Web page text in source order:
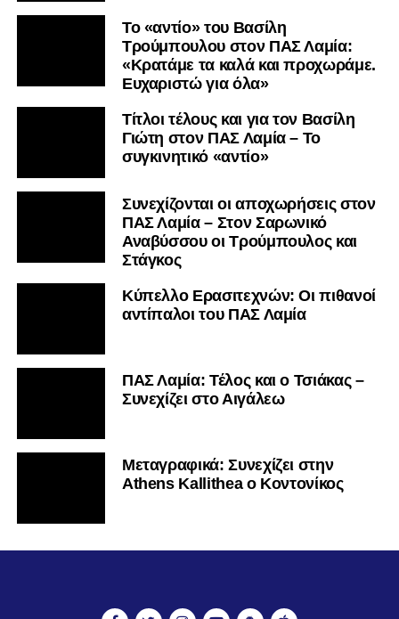
Το «αντίο» του Βασίλη
Τρούμπουλου στον ΠΑΣ Λαμία:
«Κρατάμε τα καλά και προχωράμε.
Ευχαριστώ για όλα»
Τίτλοι τέλους και για τον Βασίλη
Γιώτη στον ΠΑΣ Λαμία – Το
συγκινητικό «αντίο»
Συνεχίζονται οι αποχωρήσεις στον
ΠΑΣ Λαμία – Στον Σαρωνικό
Αναβύσσου οι Τρούμπουλος και
Στάγκος
Κύπελλο Ερασιτεχνών: Οι πιθανοί
αντίπαλοι του ΠΑΣ Λαμία
ΠΑΣ Λαμία: Τέλος και ο Τσιάκας –
Συνεχίζει στο Αιγάλεω
Mεταγραφικά: Συνεχίζει στην
Athens Kallithea ο Κοντονίκος